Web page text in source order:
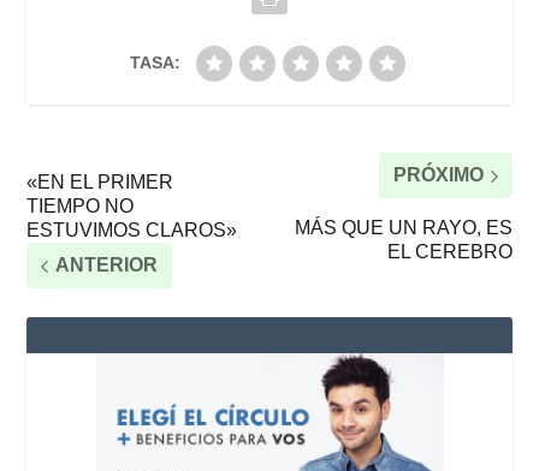
TASA:
«EN EL PRIMER
TIEMPO NO
ESTUVIMOS CLAROS»
ANTERIOR
PRÓXIMO
MÁS QUE UN RAYO, ES
EL CEREBRO